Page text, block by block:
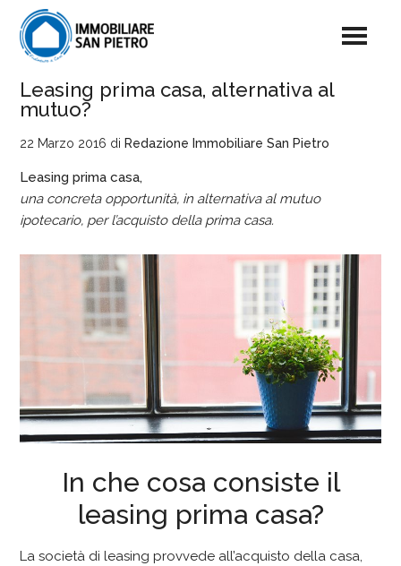
Leasing prima casa, alternativa al
mutuo?
22 Marzo 2016 di Redazione Immobiliare San Pietro
Leasing prima casa,
una concreta opportunità, in alternativa al mutuo
ipotecario, per l’acquisto della prima casa.
In che cosa consiste il
leasing prima casa?
La società di leasing provvede all’acquisto della casa,